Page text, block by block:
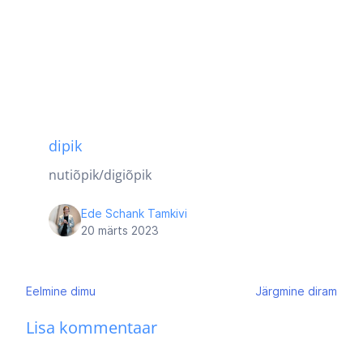
dipik
nutiõpik/digiõpik
Ede Schank Tamkivi
20 märts 2023
Navigeerimine
Eelmine dimu Järgmine diram
Lisa kommentaar